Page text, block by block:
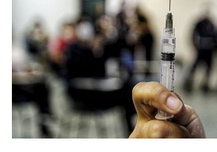
Educação
Municípios
Esportes